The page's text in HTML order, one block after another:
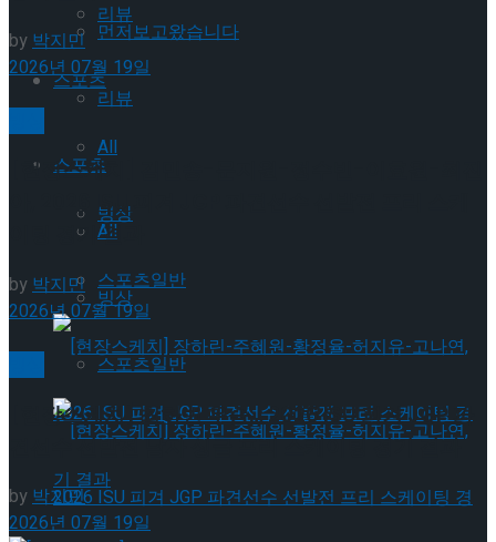
리뷰
스포츠
All
빙상
스포츠일반
먼저보고왔습니다
리뷰
스포츠
All
빙상
스포츠일반
by 박지민
2026년 07월 19일
[현장스케치] 김민송-문지원-정수빈-이효원-최진
아, 2026 ISU 피겨 JGP 파견선수 선발전 프리 스케
이팅 경기 결과
by박지민
2026년 07월 19일
[현장스케치] 최하빈 우승… 2026 ISU 피겨 JGP 파
견선수 선발전 남자 싱글 프리 스케이팅 경기 결과
by박지민
2026년 07월 19일